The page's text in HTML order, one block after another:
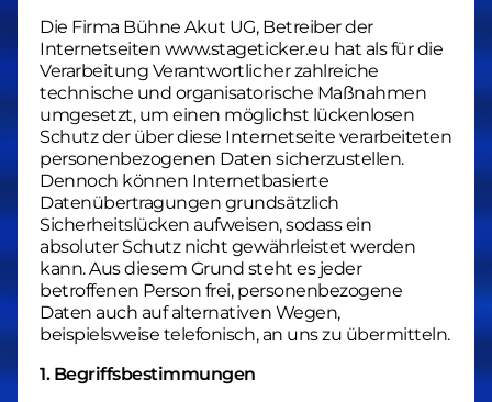
Die Firma Bühne Akut UG, Betreiber der
Internetseiten www.stageticker.eu hat als für die
Verarbeitung Verantwortlicher zahlreiche
technische und organisatorische Maßnahmen
umgesetzt, um einen möglichst lückenlosen
Schutz der über diese Internetseite verarbeiteten
personenbezogenen Daten sicherzustellen.
Dennoch können Internetbasierte
Datenübertragungen grundsätzlich
Sicherheitslücken aufweisen, sodass ein
absoluter Schutz nicht gewährleistet werden
kann. Aus diesem Grund steht es jeder
betroffenen Person frei, personenbezogene
Daten auch auf alternativen Wegen,
beispielsweise telefonisch, an uns zu übermitteln.
1. Begriffsbestimmungen